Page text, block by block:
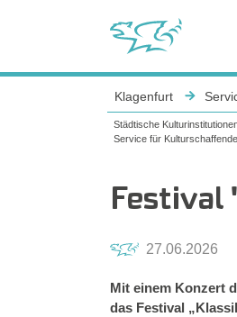
Klagenfurt
Städtische
Service für Kulturschaffende
Festival
27.06.2026
Mit einem Konzert
das Festival